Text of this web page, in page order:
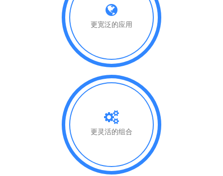
更宽泛的应用
更灵活的组合